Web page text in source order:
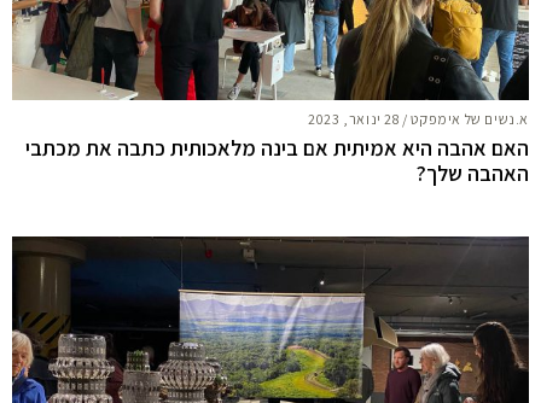
א.נשים של אימפקט/ 28 ינואר, 2023
האם אהבה היא אמיתית אם בינה מלאכותית כתבה את מכתבי
האהבה שלך?